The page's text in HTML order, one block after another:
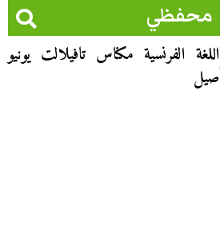
محفظي
الفرنسية مكناس تافيلالت يونيو